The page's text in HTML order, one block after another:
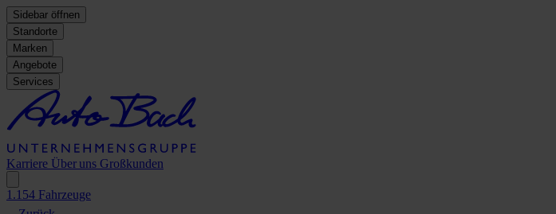
Sidebar öffnen
Standorte
Marken
Angebote
Services
Karriere Über uns Großkunden
1.154 Fahrzeuge